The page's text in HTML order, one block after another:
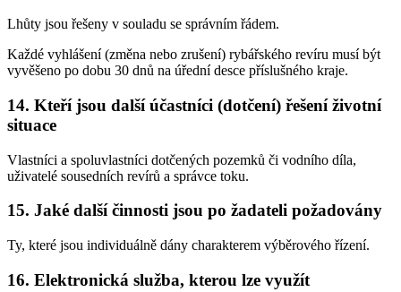
Lhůty jsou řešeny v souladu se správním řádem.
Každé vyhlášení (změna nebo zrušení) rybářského revíru musí být
vyvěšeno po dobu 30 dnů na úřední desce příslušného kraje.
14. Kteří jsou další účastníci (dotčení) řešení životní
situace
Vlastníci a spoluvlastníci dotčených pozemků či vodního díla,
uživatelé sousedních revírů a správce toku.
15. Jaké další činnosti jsou po žadateli požadovány
Ty, které jsou individuálně dány charakterem výběrového řízení.
16. Elektronická služba, kterou lze využít